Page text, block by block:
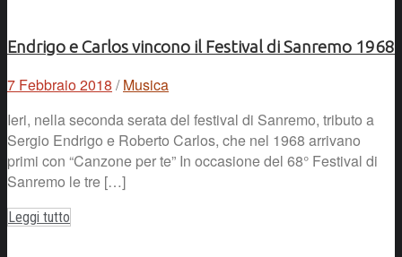
Endrigo e Carlos vincono il Festival di Sanremo 1968
7 Febbraio 2018 / Musica
Ieri, nella seconda serata del festival di Sanremo, tributo a
Sergio Endrigo e Roberto Carlos, che nel 1968 arrivano
primi con “Canzone per te” In occasione del 68° Festival di
Sanremo le tre […]
Leggi tutto